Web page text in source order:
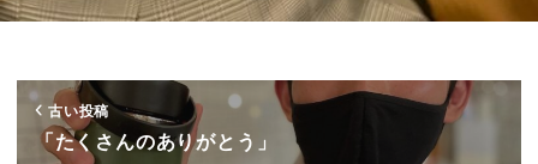
古い投稿
「たくさんのありがとう」